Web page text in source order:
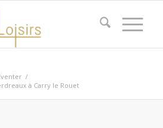
/
à Carry le Rouet